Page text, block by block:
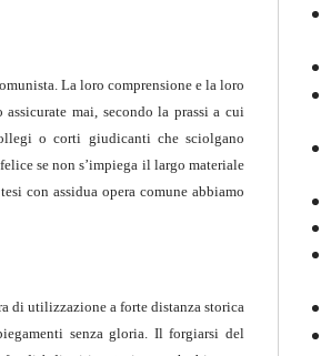
La loro comprensione e la loro
mai, secondo la prassi a cui
o corti giudicanti che sciolgano
se non s’impiega il largo materiale
con assidua opera comune abbiamo
di utilizzazione a forte distanza storica
senza gloria. Il forgiarsi del